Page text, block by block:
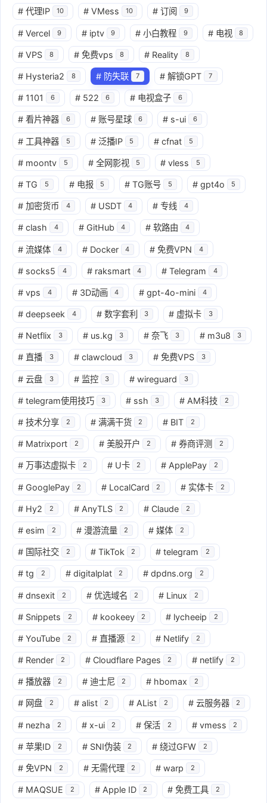
# 代理IP 10 # VMess 10 # 订阅 9
# Vercel 9 # iptv 9 # 小白教程 9 # 电视 8
# VPS 8 # 免费vps 8 # Reality 8
# Hysteria2 8 # 防失联 7 # 解锁GPT 7
# 1101 6 # 522 6 # 电视盒子 6
# 看片神器 6 # 账号星球 6 # s-ui 6
# 工具神器 5 # 泛播IP 5 # cfnat 5
# moontv 5 # 全网影视 5 # vless 5
# TG 5 # 电报 5 # TG账号 5 # gpt4o 5
# 加密货币 4 # USDT 4 # 专线 4
# clash 4 # GitHub 4 # 软路由 4
# 流媒体 4 # Docker 4 # 免费VPN 4
# socks5 4 # raksmart 4 # Telegram 4
# vps 4 # 3D动画 4 # gpt-4o-mini 4
# deepseek 4 # 数字套利 3 # 虚拟卡 3
# Netflix 3 # us.kg 3 # 奈飞 3 # m3u8 3
# 直播 3 # clawcloud 3 # 免费VPS 3
# 云盘 3 # 监控 3 # wireguard 3
# telegram使用技巧 3 # ssh 3 # AM科技 2
# 技术分享 2 # 满满干货 2 # BIT 2
# Matrixport 2 # 美股开户 2 # 券商评测 2
# 万事达虚拟卡 2 # U卡 2 # ApplePay 2
# GooglePay 2 # LocalCard 2 # 实体卡 2
# Hy2 2 # AnyTLS 2 # Claude 2
# esim 2 # 漫游流量 2 # 媒体 2
# 国际社交 2 # TikTok 2 # telegram 2
# tg 2 # digitalplat 2 # dpdns.org 2
# dnsexit 2 # 优选域名 2 # Linux 2
# Snippets 2 # kookeey 2 # lycheeip 2
# YouTube 2 # 直播源 2 # Netlify 2
# Render 2 # Cloudflare Pages 2 # netlify 2
# 播放器 2 # 迪士尼 2 # hbomax 2
# 网盘 2 # alist 2 # AList 2 # 云服务器 2
# nezha 2 # x-ui 2 # 保活 2 # vmess 2
# 苹果ID 2 # SNI伪装 2 # 绕过GFW 2
# 免VPN 2 # 无需代理 2 # warp 2
# MAQSUE 2 # Apple ID 2 # 免费工具 2